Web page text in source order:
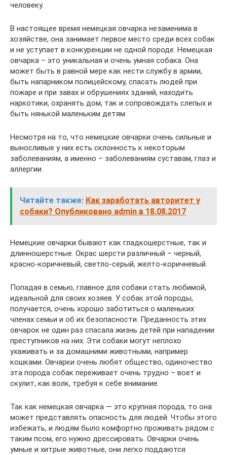
человеку.
В настоящее время немецкая овчарка незаменима в
хозяйстве, она занимает первое место среди всех собак
и не уступает в конкуренции не одной породе. Немецкая
овчарка – это уникальная и очень умная собака. Она
может быть в равной мере как нести службу в армии,
быть напарником полицейскому, спасать людей при
пожаре и при завах и обрушениях зданий, находить
наркотики, охранять дом, так и сопровождать слепых и
быть нянькой маленьким детям.
Несмотря на то, что немецкие овчарки очень сильные и
выносливые у них есть склонность к некоторым
заболеваниям, а именно – заболеваниям суставам, глаз и
аллергии.
Читайте также: Как заработать авторитет у
собаки? Опубликовано admin в 18.08.2017
Немецкие овчарки бывают как гладкошерстные, так и
длинношерстные. Окрас шерсти различный – черный,
красно-коричневый, светло-серый, желто-коричневый.
Попадая в семью, главное для собаки стать любимой,
идеальной для своих хозяев. У собак этой породы,
получается, очень хорошо заботиться о маленьких
членах семьи и об их безопасности. Преданность этих
овчарок не один раз спасала жизнь детей при нападении
преступников на них. Эти собаки могут неплохо
ухаживать и за домашними животными, например
кошками. Овчарки очень любят общество, одиночество
эта порода собак переживает очень трудно – воет и
скулит, как волк, требуя к себе внимание.
Так как немецкая овчарка — это крупная порода, то она
может представлять опасность для людей. Чтобы этого
избежать, и людям было комфортно проживать рядом с
таким псом, его нужно дрессировать. Овчарки очень
умные и хитрые животные, они легко поддаются